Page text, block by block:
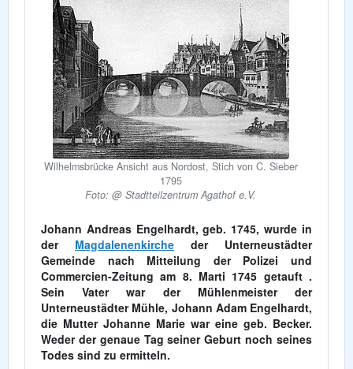
Wilhelmsbrücke Ansicht aus Nordost, Stich von C. Sieber
1795
Foto: @ Stadtteilzentrum Agathof e.V.
Johann Andreas Engelhardt, geb. 1745, wurde in
der Magdalenenkirche der Unterneustädter
Gemeinde nach Mitteilung der Polizei und
Commercien-Zeitung am 8. Marti 1745 getauft .
Sein Vater war der Mühlenmeister der
Unterneustädter Mühle, Johann Adam Engelhardt,
die Mutter Johanne Marie war eine geb. Becker.
Weder der genaue Tag seiner Geburt noch seines
Todes sind zu ermitteln.